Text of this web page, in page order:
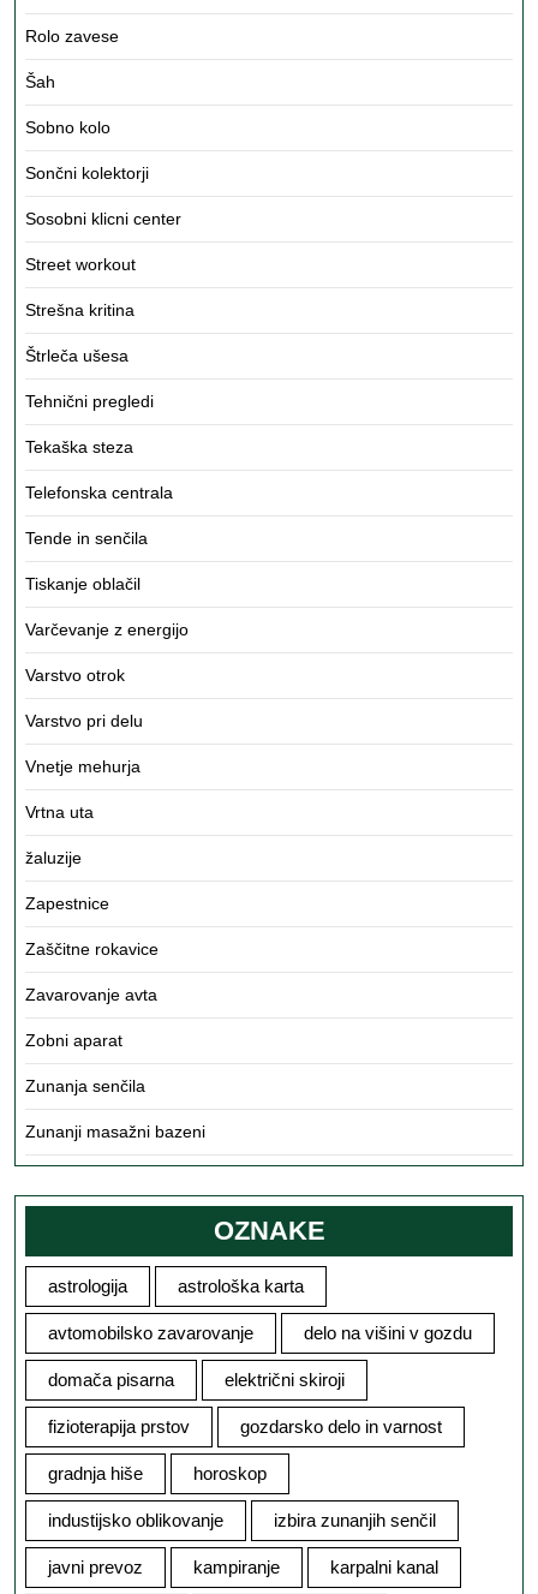
Rolo zavese
Šah
Sobno kolo
Sončni kolektorji
Sosobni klicni center
Street workout
Strešna kritina
Štrleča ušesa
Tehnični pregledi
Tekaška steza
Telefonska centrala
Tende in senčila
Tiskanje oblačil
Varčevanje z energijo
Varstvo otrok
Varstvo pri delu
Vnetje mehurja
Vrtna uta
žaluzije
Zapestnice
Zaščitne rokavice
Zavarovanje avta
Zobni aparat
Zunanja senčila
Zunanji masažni bazeni
OZNAKE
astrologija astrološka karta
avtomobilsko zavarovanje delo na višini v gozdu
domača pisarna električni skiroji
fizioterapija prstov gozdarsko delo in varnost
gradnja hiše horoskop
industijsko oblikovanje izbira zunanjih senčil
javni prevoz kampiranje karpalni kanal